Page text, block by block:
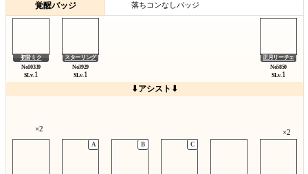
覚醒バッジ 落ちコンなしバッジ
初音ミク スターリング 正月リーチェ
SLv.1 SLv.1 SLv.1
⬇アシスト⬇
×2 ×2